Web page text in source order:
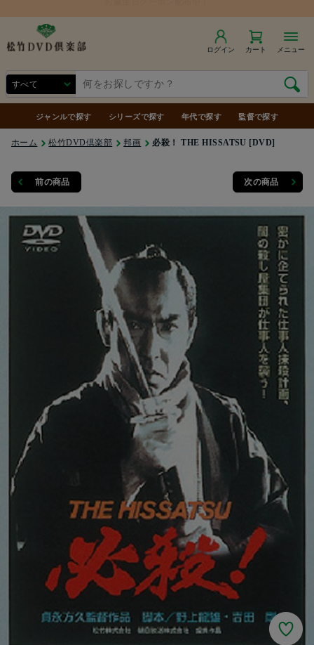
ログイン カート メニュー
ジャンルで探す シリーズで探す 年代で探す 監督で探す
ホーム 松竹DVD倶楽部 邦画 必殺！ THE HISSATSU [DVD]
前の商品 次の商品